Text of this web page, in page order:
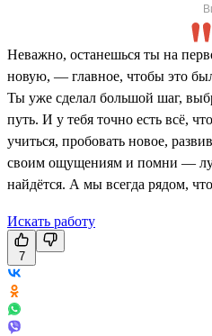
Неважно, останешься ты на
новую, — главное, чтобы это
Ты уже сделал большой шаг,
путь. И у тебя точно есть всё,
учиться, пробовать новое,
своим ощущениям и помни —
найдётся. А мы всегда рядом,
Искать работу
7